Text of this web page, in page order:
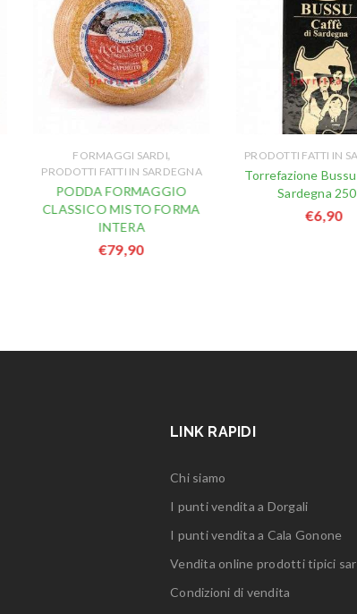
FORMAGGI SARDI,
PRODOTTI FATTI IN SARDEGNA
PODDA FORMAGGIO
CLASSICO MISTO FORMA
INTERA
€79,90
PRODOTTI FATTI IN
Torrefazione
Sardegna
€6,90
LINK RAPIDI
Chi siamo
I punti vendita a Dorgali
I punti vendita a Cala Gonone
Vendita online prodotti tipici
Condizioni di vendita